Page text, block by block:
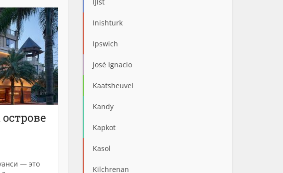
— это
Inishturk
Ipswich
José Ignacio
Kaatsheuvel
Kandy
Kapkot
Kasol
Kilchrenan